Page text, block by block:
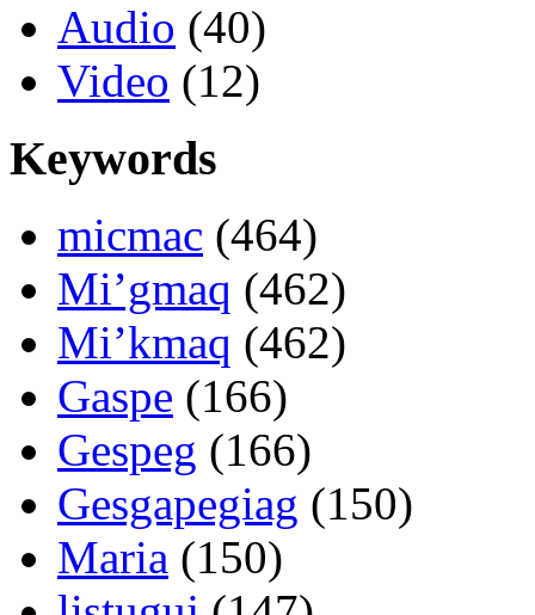
Audio (40)
Video (12)
Keywords
micmac (464)
Mi’gmaq (462)
Mi’kmaq (462)
Gaspe (166)
Gespeg (166)
Gesgapegiag (150)
Maria (150)